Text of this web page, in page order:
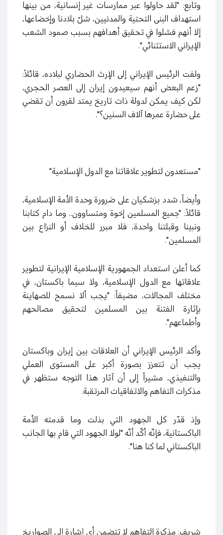
وتابع: "لقد حاولوا عبر ممارسات غير إنسانية، من بينها
استهداف البنى التحتية والمدنيين، شلّ بلادنا وإخضاعها،
إلا أنهم فشلوا في تحقيق أهدافهم بسبب صمود الشعب
الإيراني الاستثنائي".
ولفت الرئيس الإيراني إلى الإرث الحضاري لبلاده، قائلاً:
"زعم البعض أنهم سيعيدون إيران إلى العصر الحجري،
لكن كيف يمكن لدولة ذات تاريخ يمتد لقرون أن تقضي
على حضارة عمرها آلاف السنين؟".
"مستعدون لتطوير علاقاتنا مع الدول الإسلامية"
وأيضاً، شدد بزشكيان على ضرورة وحدة الأمة الإسلامية،
قائلاً: "جميع المسلمين إخوة ومتساوون.. وما دام كتابنا
ونبينا وقبلتنا واحدة، فلا مبرر للخلاف أو النزاع بين
المسلمين".
كما أعلن استعداد الجمهورية الإسلامية الإيرانية لتطوير
علاقاتها مع الدول الإسلامية، ولا سيما باكستان، في
مختلف المجالات، مضيفاً: "يجب ألا نسمح للصهاينة
بإثارة الفتنة بين المسلمين لتحقيق مصالحهم
وأطماعهم".
وأكد الرئيس الإيراني أن العلاقات بين إيران وباكستان
يجب أن تتعزز بصورة أكبر على المستوى العملي
والتنفيذي، مشيراً إلى أن آثار هذا التوجه ستظهر في
مذكرات التفاهم والاتفاقيات المرتقبة.
وإذ قدّر كل الجهود التي بذلت وما قدمته الأمة
الباكستانية، فإنّه أكّد أنّه "لولا الجهود التي قام بها الجانب
الباكستاني لما كنا هنا".
شريف: مذكرة التفاهم لا تتضمن أي إشارة إلى الصواريخ